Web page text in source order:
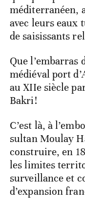
méditerranéen,
avec leurs eaux
de saisissants
Que l’embarras
médiéval port
au XIIe siècle
Bakri!
C’est là, à
sultan Moulay
construire, en
les limites
surveillance et
d’expansion